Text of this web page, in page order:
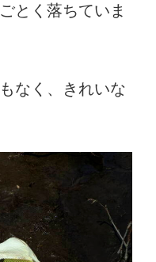
とく落ちていま
なく、きれいな